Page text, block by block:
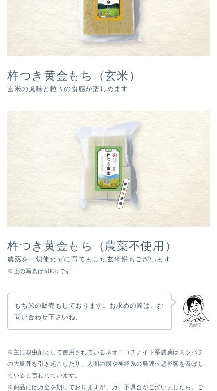
杵つき黄金もち（玄米）
玄米の風味と粒々の食感が楽しめます
杵つき黄金もち（農薬不使用）
農薬を一切使わずに育てました玄米餅もございます
※上の写真は500gです
美紗子
もち米の販売もしております。お求めの際は、お
問い合わせ下さいね。
※主に殺虫剤として使用されているネオニコチノイド系農薬はミツバチ
の大量死を引き起こしたり、人間の脳や神経系の発達へ悪影響を及ぼし
ていると言われています。
※商品には万全を期しておりますが、万一不具合がございましたら、ご